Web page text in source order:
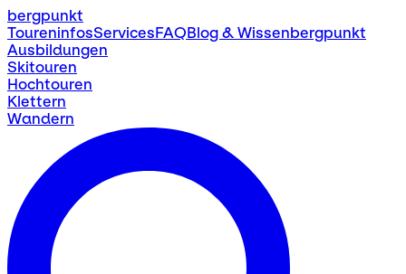
bergpunkt
ToureninfosServicesFAQBlog & Wissenbergpunkt
Ausbildungen
Skitouren
Hochtouren
Klettern
Wandern